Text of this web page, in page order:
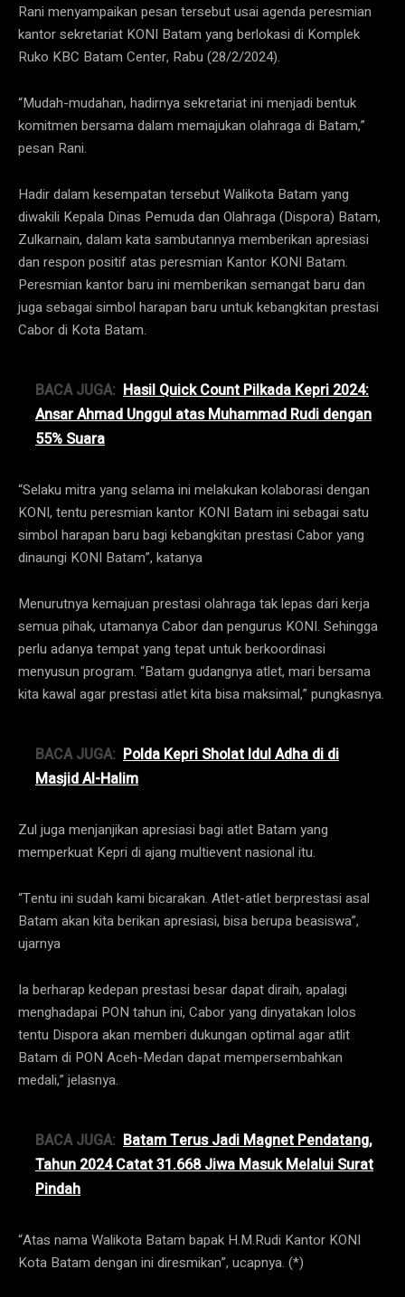
Rani menyampaikan pesan tersebut usai agenda peresmian
kantor sekretariat KONI Batam yang berlokasi di Komplek
Ruko KBC Batam Center, Rabu (28/2/2024).
“Mudah-mudahan, hadirnya sekretariat ini menjadi bentuk
komitmen bersama dalam memajukan olahraga di Batam,”
pesan Rani.
Hadir dalam kesempatan tersebut Walikota Batam yang
diwakili Kepala Dinas Pemuda dan Olahraga (Dispora) Batam,
Zulkarnain, dalam kata sambutannya memberikan apresiasi
dan respon positif atas peresmian Kantor KONI Batam.
Peresmian kantor baru ini memberikan semangat baru dan
juga sebagai simbol harapan baru untuk kebangkitan prestasi
Cabor di Kota Batam.
BACA JUGA: Hasil Quick Count Pilkada Kepri 2024:
Ansar Ahmad Unggul atas Muhammad Rudi dengan
55% Suara
“Selaku mitra yang selama ini melakukan kolaborasi dengan
KONI, tentu peresmian kantor KONI Batam ini sebagai satu
simbol harapan baru bagi kebangkitan prestasi Cabor yang
dinaungi KONI Batam”, katanya
Menurutnya kemajuan prestasi olahraga tak lepas dari kerja
semua pihak, utamanya Cabor dan pengurus KONI. Sehingga
perlu adanya tempat yang tepat untuk berkoordinasi
menyusun program. “Batam gudangnya atlet, mari bersama
kita kawal agar prestasi atlet kita bisa maksimal,” pungkasnya.
BACA JUGA: Polda Kepri Sholat Idul Adha di di
Masjid Al-Halim
Zul juga menjanjikan apresiasi bagi atlet Batam yang
memperkuat Kepri di ajang multievent nasional itu.
“Tentu ini sudah kami bicarakan. Atlet-atlet berprestasi asal
Batam akan kita berikan apresiasi, bisa berupa beasiswa”,
ujarnya
Ia berharap kedepan prestasi besar dapat diraih, apalagi
menghadapai PON tahun ini, Cabor yang dinyatakan lolos
tentu Dispora akan memberi dukungan optimal agar atlit
Batam di PON Aceh-Medan dapat mempersembahkan
medali,” jelasnya.
BACA JUGA: Batam Terus Jadi Magnet Pendatang,
Tahun 2024 Catat 31.668 Jiwa Masuk Melalui Surat
Pindah
“Atas nama Walikota Batam bapak H.M.Rudi Kantor KONI
Kota Batam dengan ini diresmikan”, ucapnya. (*)